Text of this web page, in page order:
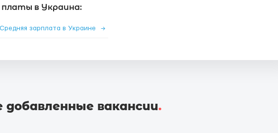
в Украина:
зарплата в Украине →
добавленные вакансии.